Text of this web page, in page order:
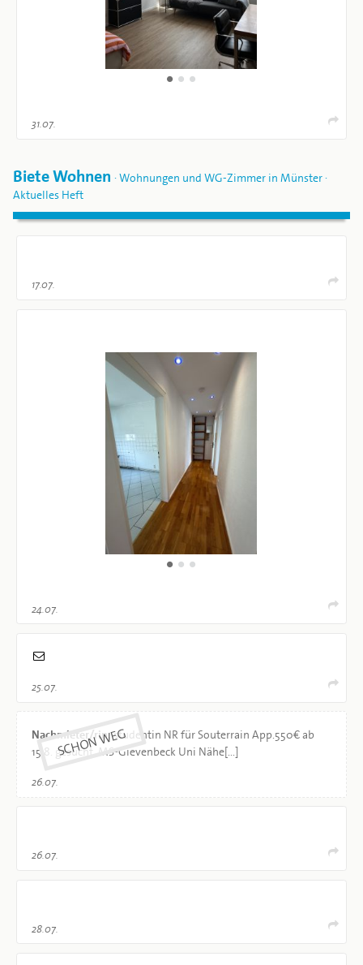
31.07.
Biete Wohnen· Wohnungen und WG-Zimmer in Münster ·
Aktuelles Heft
17.07.
24.07.
25.07.
Nachmieter/rin,studentin NR für Souterrain App.550€ ab
15.8. gesucht. MS-Gievenbeck Uni Nähe[...]
26.07.
26.07.
28.07.